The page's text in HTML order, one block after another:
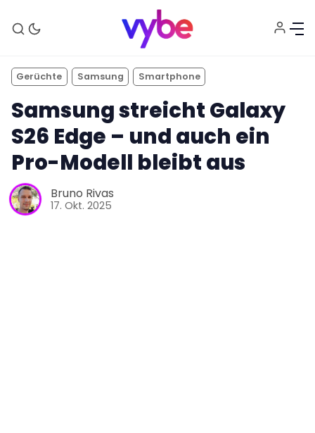
Gerüchte Samsung Smartphone
Samsung streicht Galaxy
S26 Edge – und auch ein
Pro-Modell bleibt aus
Bruno Rivas
17. Okt. 2025